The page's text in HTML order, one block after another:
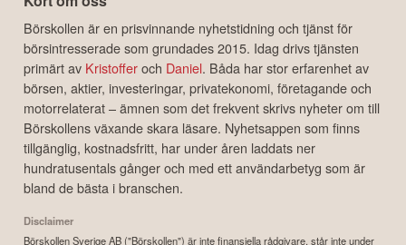
Börskollen är en prisvinnande nyhetstidning och tjänst för
börsintresserade som grundades 2015. Idag drivs tjänsten
primärt av Kristofferoch Daniel. Båda har stor erfarenhet av
börsen, aktier, investeringar, privatekonomi, företagande och
motorrelaterat – ämnen som det frekvent skrivs nyheter om till
Börskollens växande skara läsare. Nyhetsappen som finns
tillgänglig, kostnadsfritt, har under åren laddats ner
hundratusentals gånger och med ett användarbetyg som är
bland de bästa i branschen.
Disclaimer
Börskollen Sverige AB ("Börskollen") är inte finansiella rådgivare, står inte under